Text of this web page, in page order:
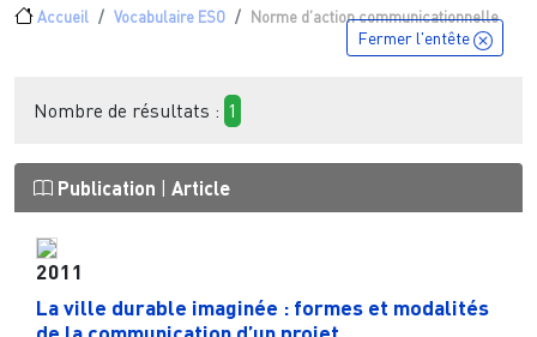
Fil d'Ariane
Accueil Vocabulaire ESO Norme d’action communicationnelle
Fermer l'entête
Nombre de résultats : 1
Publication Article
2011
La ville durable imaginée : formes et modalités